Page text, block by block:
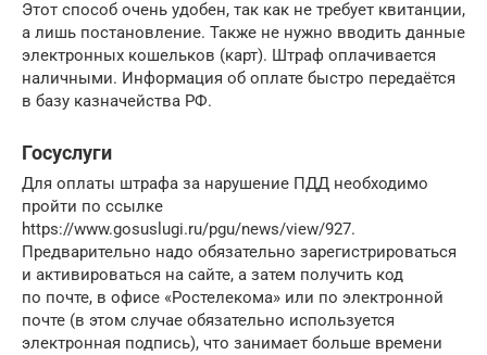
Этот способ очень удобен, так как не требует квитанции,
а лишь постановление. Также не нужно вводить данные
электронных кошельков (карт). Штраф оплачивается
наличными. Информация об оплате быстро передаётся
в базу казначейства РФ.
Госуслуги
Для оплаты штрафа за нарушение ПДД необходимо
пройти по ссылке
https://www.gosuslugi.ru/pgu/news/view/927.
Предварительно надо обязательно зарегистрироваться
и активироваться на сайте, а затем получить код
по почте, в офисе «Ростелекома» или по электронной
почте (в этом случае обязательно используется
электронная подпись), что занимает больше времени